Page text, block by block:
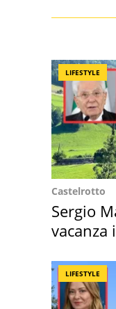
LIFESTYLE
Castelrotto
Sergio
vacanza
LIFESTYLE